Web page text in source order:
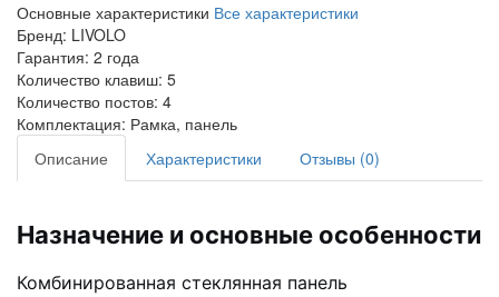
Основные характеристики Все характеристики
Бренд: LIVOLO
Гарантия: 2 года
Количество клавиш: 5
Количество постов: 4
Комплектация: Рамка, панель
Описание
Характеристики Отзывы (0)
Назначение и основные особенности
Комбинированная стеклянная панель